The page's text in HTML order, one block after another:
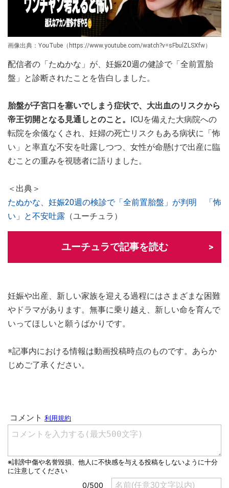
画像出典：YouTube（https://www.youtube.com/watch?v=sFbulZLSXfw）
配信者の「たぬかな」が、妊娠20週の健診で「全前置胎
盤」と診断されたことを告白しました。
胎盤が子宮口を塞いでしまう症状で、大出血のリスクから
帝王切開となる見通しとのこと。
ICUを備えた大病院への
転院を余儀なくされ、妊婦の死亡リスクもある病状に「怖
い」と率直な不安を吐露しつつ、女性が命懸けで出産に臨
むことの重みを視聴者に語りました。
＜出典＞
たぬかな、妊娠20週の検診で「全前置胎盤」が判明 「怖
い」と不安吐露 （ユーチュラ）
ユーチュラで記事を読む
妊娠や出産、新しい家族を迎える過程にはさまざまな困難
やドラマがあります。無事に乗り越え、新しい命を育んで
いってほしいと願うばかりです。
※記事内における情報は動画投稿時点のものです。あらか
じめご了承ください。